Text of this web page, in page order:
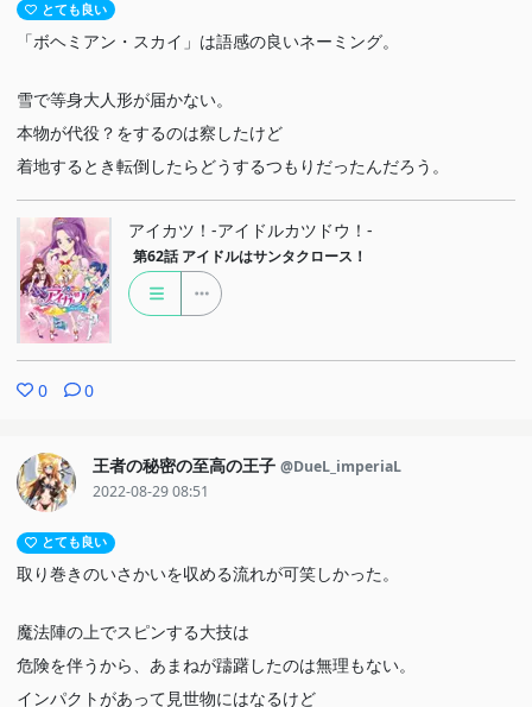
とても良い
「ボヘミアン・スカイ」は語感の良いネーミング。
雪で等身大人形が届かない。
本物が代役？をするのは察したけど
着地するとき転倒したらどうするつもりだったんだろう。
アイカツ！-アイドルカツドウ！-
第62話 アイドルはサンタクロース！
0 0
王者の秘密の至高の王子 @DueL_imperiaL
2022-08-29 08:51
とても良い
取り巻きのいさかいを収める流れが可笑しかった。
魔法陣の上でスピンする大技は
危険を伴うから、あまねが躊躇したのは無理もない。
インパクトがあって見世物にはなるけど